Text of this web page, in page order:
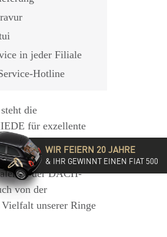
in jeder Filiale
Hotline
die
für exzellente
Beratung mit
Besucht eine
in der DACH-
von der
unserer Ringe
WIR FEIERN 20 JAHRE
& IHR GEWINNT EINEN FIAT 500